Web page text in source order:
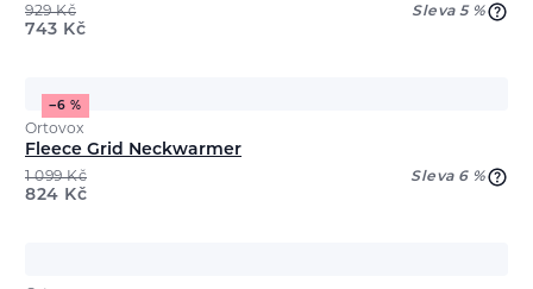
929Kč Sleva 5 %
743 Kč
−6 %
Ortovox
Fleece Grid Neckwarmer
1 099Kč Sleva 6 %
824 Kč